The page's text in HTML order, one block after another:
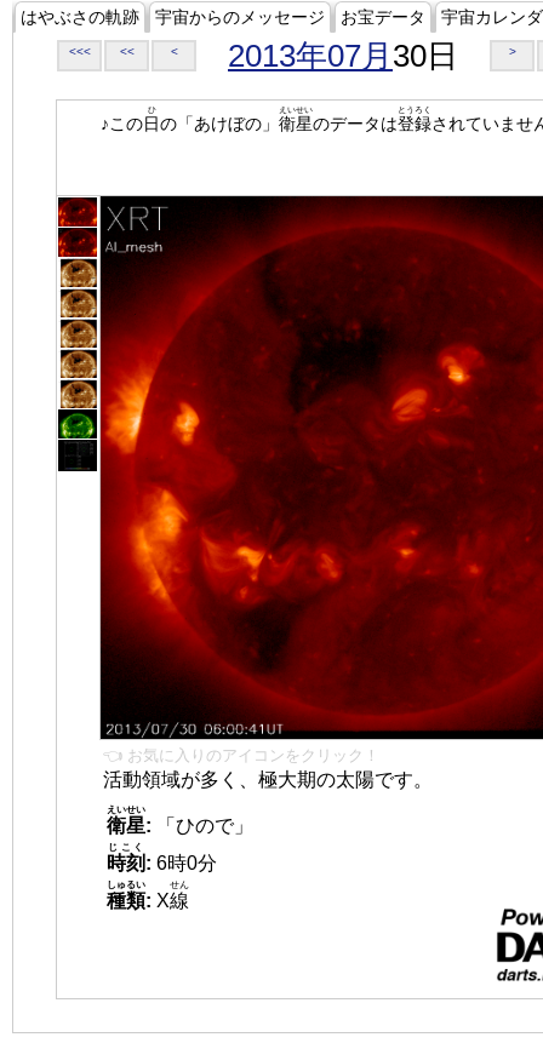
はやぶさの軌跡 宇宙からのメッセージ お宝データ 宇宙カレン
<<< << < 2013年07月 30日 >
♪この日
ひ
の「あけぼの」 衛星
えいせい
のデータは登録
とうろく
されていませ
👈 お気に入りのアイコンをクリック！
活動領域が多く、極大期の太陽です。
衛星
えいせい
:
「ひので」
時刻
じこく
: 6時0分
種類
しゅるい
: X線
せん